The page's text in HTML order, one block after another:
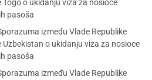
Togo o ukidanju viza za nosioce
pasoša
između Vlade Republike
Uzbekistan o ukidanju viza za nosioce
pasoša
između Vlade Republike